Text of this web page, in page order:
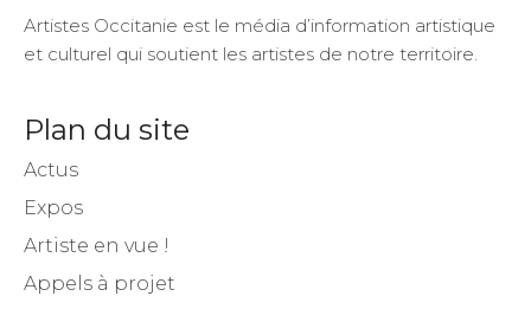
Artistes Occitanie est le média d’information artistique
et culturel qui soutient les artistes de notre territoire.
Plan du site
Actus
Expos
Artiste en vue !
Appels à projet